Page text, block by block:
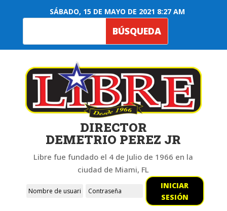
SÁBADO, 15 DE MAYO DE 2021 8:27 AM
DIRECTOR
DEMETRIO PEREZ JR
Libre fue fundado el 4 de Julio de 1966 en la
ciudad de Miami, FL
INICIAR
SESIÓN